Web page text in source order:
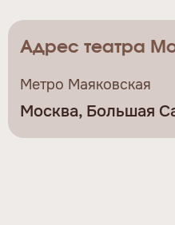
Адрес театра
Метро Маяковская
Москва, Большая